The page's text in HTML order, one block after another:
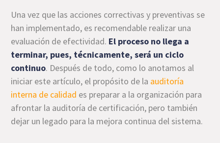
Una vez que las acciones correctivas y preventivas se
han implementado, es recomendable realizar una
evaluación de efectividad. El proceso no llega a
terminar, pues, técnicamente, será un ciclo
continuo. Después de todo, como lo anotamos al
iniciar este artículo, el propósito de la auditoría
interna de calidad es preparar a la organización para
afrontar la auditoría de certificación, pero también
dejar un legado para la mejora continua del sistema.